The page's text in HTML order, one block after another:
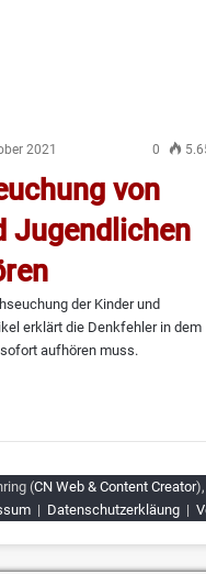
2021 0
von
Jugendlichen
der Kinder und
erklärt die Denkfehler in dem
aufhören muss.
(CN Web & Content Creator
| Datenschutzerkläung |